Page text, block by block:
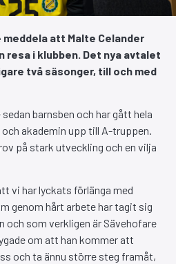
meddela att Malte Celander
i klubben. Det nya avtalet
två säsonger, till och med
barnsben och har gått hela
akademin upp till A-truppen.
på stark utveckling och en vilja
vi har lyckats förlänga med
genom hårt arbete har tagit sig
och som verkligen är Sävehofare
om att han kommer att
och ta ännu större steg framåt,